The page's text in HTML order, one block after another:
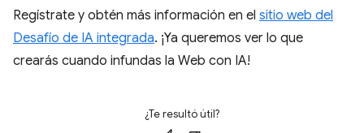
Regístrate y obtén más información en el sitio web del
Desafío de IA integrada. ¡Ya queremos ver lo que
crearás cuando infundas la Web con IA!
¿Te resultó útil?